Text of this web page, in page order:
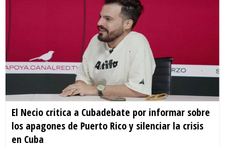
El Necio critica a Cubadebate por informar sobre
los apagones de Puerto Rico y silenciar la crisis
en Cuba